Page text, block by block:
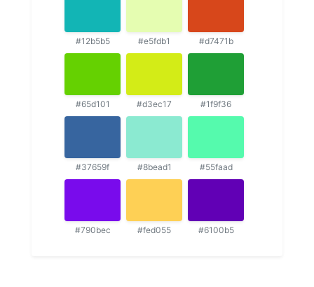
#12b5b5 #e5fdb1 #d7471b
#65d101 #d3ec17 #1f9f36
#37659f #8bead1 #55faad
#790bec #fed055 #6100b5